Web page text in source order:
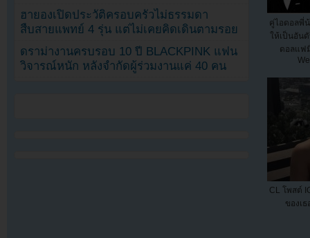
คู่ไอดอลพี่
ให้เป็นอัน
ดอลแฟ
CL โพสต์
ของเ
ฮายองเปิดประวัติครอบครัวไม่ธรรมดา
สืบสายแพทย์ 4 รุ่น แต่ไม่เคยคิดเดินตามรอย
ดราม่างานครบรอบ 10 ปี BLACKPINK แฟน
วิจารณ์หนัก หลังจำกัดผู้ร่วมงานแค่ 40 คน